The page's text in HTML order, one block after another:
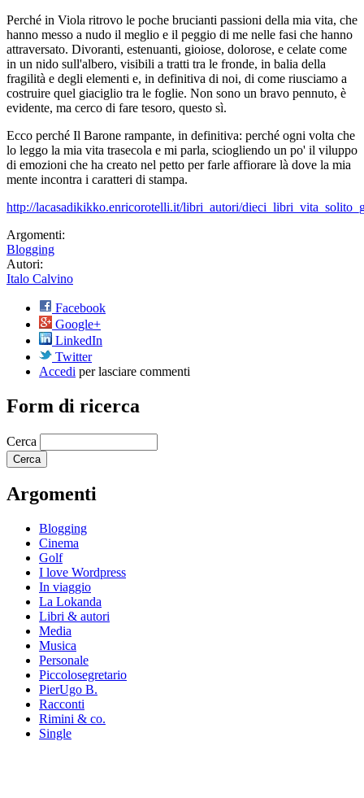
Perché in Viola ritrovo le poche brucianti passioni della mia vita, che
hanno messo a nudo il meglio e il peggio di me nelle fasi che hanno
attraversato. Divoranti, estenuanti, gioiose, dolorose, e celate come
in un nido sull'albero, visibili a tratti tra le fronde, in balia della
fragilità e degli elementi e, in definitiva di noi, di come riusciamo a
costruire quel giaciglio tra le foglie. Non sono un bravo pennuto, è
evidente, ma cerco di fare tesoro, questo sì.
Ecco perché Il Barone rampante, in definitiva: perché ogni volta che
lo leggo la mia vita trasecola e mi parla, sciogliendo un po' il viluppo
di emozioni che ha creato nel petto per farle affiorare là dove la mia
mente incontra i caratteri di stampa.
http://lacasadikikko.enricorotelli.it/libri_autori/
Argomenti:
Blogging
Autori:
Italo Calvino
Facebook
Google+
LinkedIn
Twitter
Accedi per lasciare commenti
Form di ricerca
Cerca
Argomenti
Blogging
Cinema
Golf
I love Wordpress
In viaggio
La Lokanda
Libri & autori
Media
Musica
Personale
Piccolosegretario
PierUgo B.
Racconti
Rimini & co.
Single